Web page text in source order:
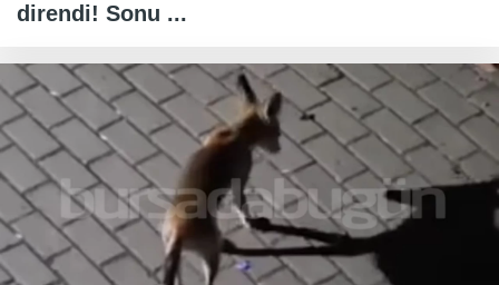
direndi! Sonu ...